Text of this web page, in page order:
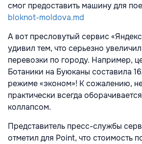
смог предоставить машину для
bloknot-moldova.md
А вот пресловутый сервис
удивил тем, что серьезно
перевозки по городу. Например,
Ботаники на Буюканы составила
режиме «эконом»! К сожалению,
практически всегда
коллапсом.
Представитель пресс-службы
отметил для Point, что стоимость